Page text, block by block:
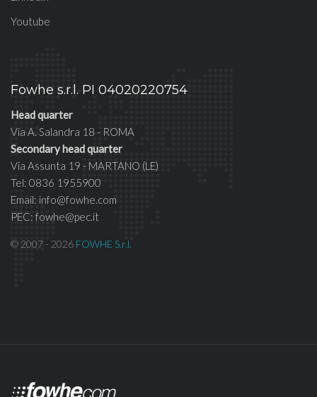
Youtube
Fowhe s.r.l. PI 04020220754
Head quarter
Via A. Salandra 18 - ROMA
Secondary head quarter
Via Assunta 19 - MARTANO (LE)
Tel: 0836 1955900
Email: info@fowhe.com
PEC: fowhe@pec.it
© 2007 - 2026 FOWHE S.r.l.